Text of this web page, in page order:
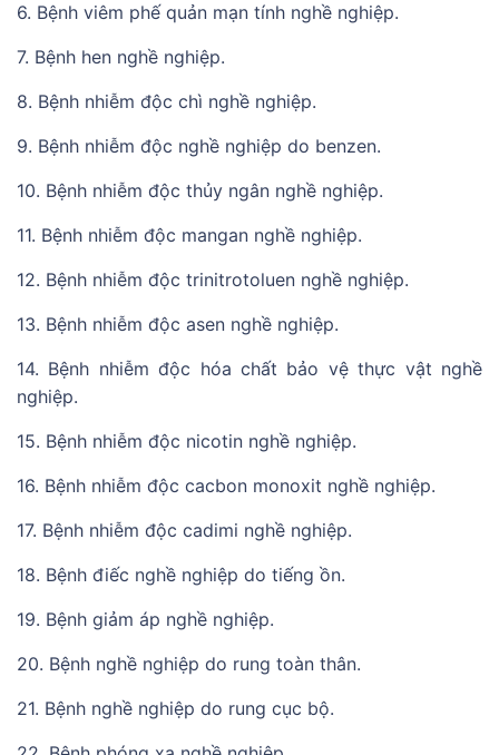
6. Bệnh viêm phế quản mạn tính nghề nghiệp.
7. Bệnh hen nghề nghiệp.
8. Bệnh nhiễm độc chì nghề nghiệp.
9. Bệnh nhiễm độc nghề nghiệp do benzen.
10. Bệnh nhiễm độc thủy ngân nghề nghiệp.
11. Bệnh nhiễm độc mangan nghề nghiệp.
12. Bệnh nhiễm độc trinitrotoluen nghề nghiệp.
13. Bệnh nhiễm độc asen nghề nghiệp.
14. Bệnh nhiễm độc hóa chất bảo vệ thực vật nghề
nghiệp.
15. Bệnh nhiễm độc nicotin nghề nghiệp.
16. Bệnh nhiễm độc cacbon monoxit nghề nghiệp.
17. Bệnh nhiễm độc cadimi nghề nghiệp.
18. Bệnh điếc nghề nghiệp do tiếng ồn.
19. Bệnh giảm áp nghề nghiệp.
20. Bệnh nghề nghiệp do rung toàn thân.
21. Bệnh nghề nghiệp do rung cục bộ.